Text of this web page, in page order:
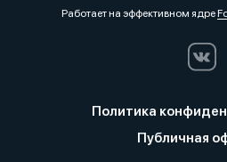
Работает на эффективном ядре
Политика
Публичная